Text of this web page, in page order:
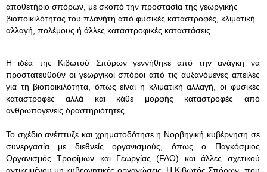
αποθετήριο σπόρων, με σκοπό την προστασία της γεωργικής
βιοποικιλότητας του πλανήτη από φυσικές καταστροφές, κλιματική
αλλαγή, πολέμους ή άλλες καταστροφικές καταστάσεις.
Η ιδέα της Κιβωτού Σπόρων γεννήθηκε από την ανάγκη να
προστατευθούν οι γεωργικοί σπόροι από τις αυξανόμενες απειλές
για τη βιοποικιλότητα, όπως είναι η κλιματική αλλαγή, οι φυσικές
καταστροφές αλλά και κάθε μορφής καταστροφές από
ανθρωπογενείς δραστηριότητες.
Το σχέδιο ανέπτυξε και χρηματοδότησε η Νορβηγική κυβέρνηση σε
συνεργασία με διεθνείς οργανισμούς, όπως ο Παγκόσμιος
Οργανισμός Τροφίμων και Γεωργίας (FAO) και άλλες σχετικού